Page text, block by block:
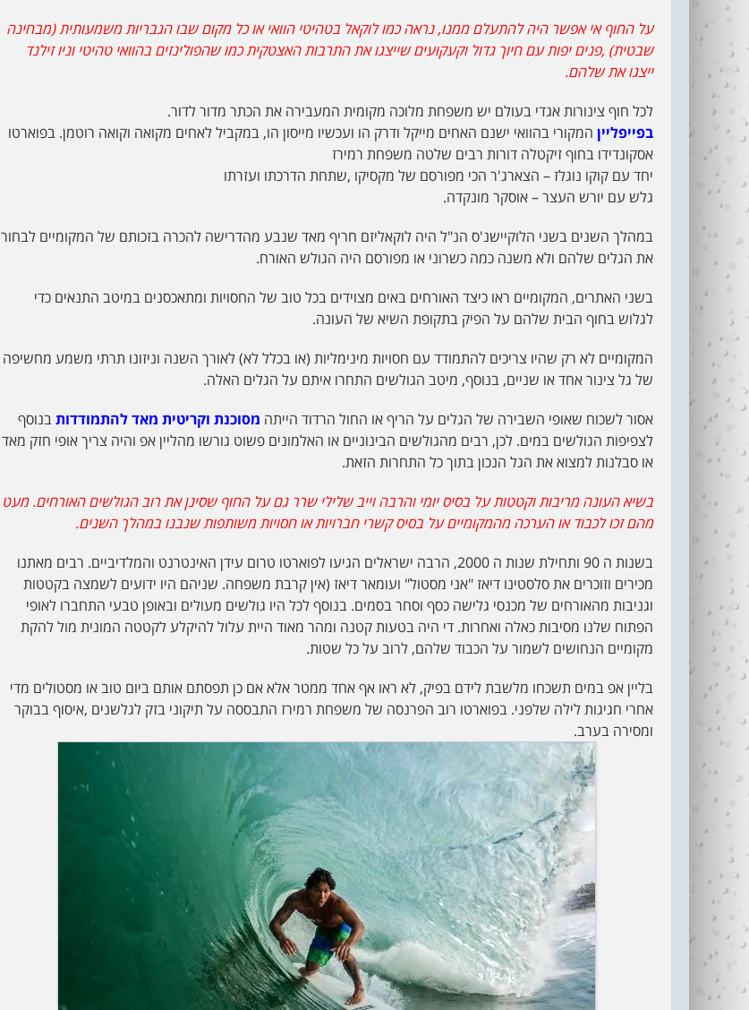
על החוף אי אפשר היה להתעלם ממנו, נראה כמו לוקאל בטהיטי הוואי או כל מקום שבו הגבריות משמעותית (מבחינה
שבטית) ,פנים יפות עם חיוך גדול וקעקועים שייצגו את התרבות האצטקית כמו שהפולינזים בהוואי טהיטי וניו זילנד
ייצגו את שלהם.
לכל חוף צינורות אגדי בעולם יש משפחת מלוכה מקומית המעבירה את הכתר מדור לדור.
בפייפליין המקורי בהוואי ישנם האחים מייקל ודרק הו ועכשיו מייסון הו, במקביל לאחים מקואה וקואה רוטמן. בפוארטו
אסקונדידו בחוף זיקטלה דורות רבים שלטה משפחת רמירז
יחד עם קוקו נוגלז – הצארג'ר הכי מפורסם של מקסיקו ,שתחת הדרכתו ועזרתו
גלש עם יורש העצר – אוסקר מונקדה.
במהלך השנים בשני הלוקיישנ'ס הנ"ל היה לוקאליזם חריף מאד שנבע מהדרישה להכרה בזכותם של המקומיים לבחור
את הגלים שלהם ולא משנה כמה כשרוני או מפורסם היה הגולש האורח.
בשני האתרים, המקומיים ראו כיצד האורחים באים מצוידים בכל טוב של החסויות ומתאכסנים במיטב התנאים כדי
לגלוש בחוף הבית שלהם על הפיק בתקופת השיא של העונה.
המקומיים לא רק שהיו צריכים להתמודד עם חסויות מינימליות (או בכלל לא) לאורך השנה וניזונו תרתי משמע מחשיפה
של גל צינור אחד או שניים, בנוסף, מיטב הגולשים התחרו איתם על הגלים האלה.
אסור לשכוח שאופי השבירה של הגלים על הריף או החול הרדוד הייתה מסוכנת וקריטית מאד להתמודדותבנוסף
לצפיפות הגולשים במים. לכן, רבים מהגולשים הבינוניים או האלמונים פשוט גורשו מהליין אפ והיה צריך אופי חזק מאד
או סבלנות למצוא את הגל הנכון בתוך כל התחרות הזאת.
בשיא העונה מריבות וקטטות על בסיס יומי והרבה וייב שלילי שרר גם על החוף שסינן את רוב הגולשים האורחים. מעט
מהם זכו לכבוד או הערכה מהמקומיים על בסיס קשרי חברויות או חסויות משותפות שנבנו במהלך השנים.
בשנות ה 90 ותחילת שנות ה 2000, הרבה ישראלים הגיעו לפוארטו טרום עידן האינטרנט והמלדיביים. רבים מאתנו
מכירים וזוכרים את סלסטינו דיאז "אני מסטול" ועומאר דיאז (אין קרבת משפחה. שניהם היו ידועים לשמצה בקטטות
וגניבות מהאורחים של מכנסי גלישה כסף וסחר בסמים. בנוסף לכל היו גולשים מעולים ובאופן טבעי התחברו לאופי
הפתוח שלנו מסיבות כאלה ואחרות. די היה בטעות קטנה ומהר מאוד היית עלול להיקלע לקטטה המונית מול להקת
מקומיים הנחושים לשמור על הכבוד שלהם, לרוב על כל שטות.
בליין אפ במים תשכחו מלשבת לידם בפיק, לא ראו אף אחד ממטר אלא אם כן תפסתם אותם ביום טוב או מסטולים מדי
אחרי חגיגות לילה שלפני. בפוארטו רוב הפרנסה של משפחת רמירז התבססה על תיקוני בזק לגלשנים ,איסוף בבוקר
ומסירה בערב.